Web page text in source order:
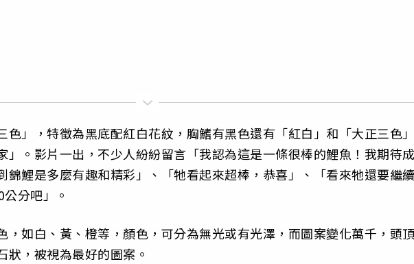
色」，特徵為黑底配紅白花紋，胸鰭有黑色還有「紅白」和「大正三色
」。影片一出，不少人紛紛留言「我認為這是一條很棒的鯉魚！我期待
錦鯉是多麼有趣和精彩」、「牠看起來超棒，恭喜」、「看來牠還要繼
分吧」。
，如白、黃、橙等，顏色，可分為無光或有光澤，而圖案變化萬千，頭
狀，被視為最好的圖案。